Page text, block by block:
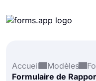
Intégrations
Accueil
Modèles